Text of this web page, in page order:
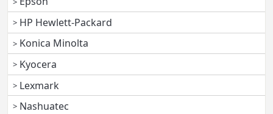
HP Hewlett-Packard
Konica Minolta
Kyocera
Lexmark
Nashuatec